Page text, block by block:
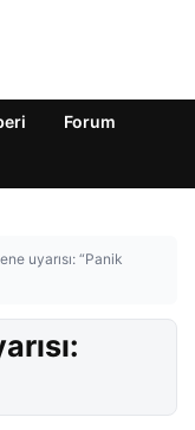
Forum
uyarısı: “Panik